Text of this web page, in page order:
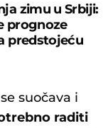
zimu u Srbiji:
prognoze
predstojeću
suočava i
raditi